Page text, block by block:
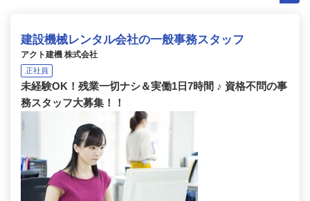
建設機械レンタル会社の一般事務スタッフ
アクト建機 株式会社
正社員
未経験OK！残業一切ナシ＆実働1日7時間 ♪ 資格不問の事
務スタッフ大募集！！